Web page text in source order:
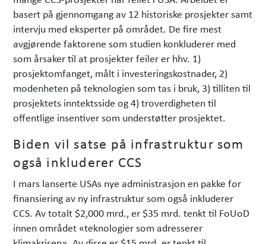
basert på gjennomgang av 12 historiske prosjekter samt
intervju med eksperter på området. De fire mest
avgjørende faktorene som studien konkluderer med
som årsaker til at prosjekter feiler er hhv. 1)
prosjektomfanget, målt i investeringskostnader, 2)
modenheten på teknologien som tas i bruk, 3) tilliten til
prosjektets inntektsside og 4) troverdigheten til
offentlige insentiver som understøtter prosjektet.
Biden vil satse på infrastruktur som
også inkluderer CCS
I mars lanserte USAs nye administrasjon en pakke for
finansiering av ny infrastruktur som også inkluderer
CCS. Av totalt $2,000 mrd., er $35 mrd. tenkt til FoUoD
innen området «teknologier som adresserer